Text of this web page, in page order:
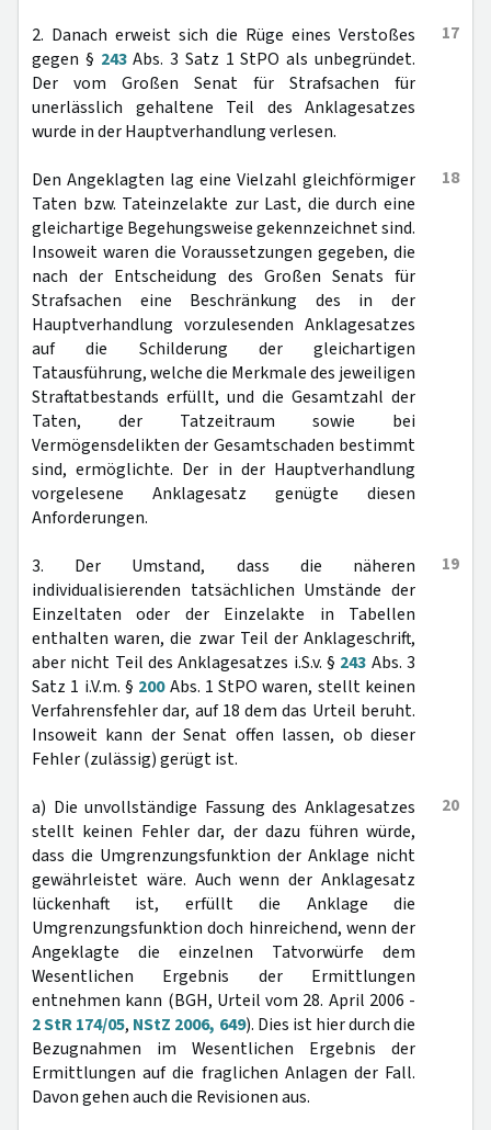
17
2. Danach erweist sich die Rüge eines Verstoßes
gegen § 243Abs. 3 Satz 1 StPO als unbegründet.
Der vom Großen Senat für Strafsachen für
unerlässlich gehaltene Teil des Anklagesatzes
wurde in der Hauptverhandlung verlesen.
18
Den Angeklagten lag eine Vielzahl gleichförmiger
Taten bzw. Tateinzelakte zur Last, die durch eine
gleichartige Begehungsweise gekennzeichnet sind.
Insoweit waren die Voraussetzungen gegeben, die
nach der Entscheidung des Großen Senats für
Strafsachen eine Beschränkung des in der
Hauptverhandlung vorzulesenden Anklagesatzes
auf die Schilderung der gleichartigen
Tatausführung, welche die Merkmale des jeweiligen
Straftatbestands erfüllt, und die Gesamtzahl der
Taten, der Tatzeitraum sowie bei
Vermögensdelikten der Gesamtschaden bestimmt
sind, ermöglichte. Der in der Hauptverhandlung
vorgelesene Anklagesatz genügte diesen
Anforderungen.
19
3. Der Umstand, dass die näheren
individualisierenden tatsächlichen Umstände der
Einzeltaten oder der Einzelakte in Tabellen
enthalten waren, die zwar Teil der Anklageschrift,
aber nicht Teil des Anklagesatzes i.S.v. § 243 Abs. 3
Satz 1 i.V.m. § 200Abs. 1 StPO waren, stellt keinen
Verfahrensfehler dar, auf 18 dem das Urteil beruht.
Insoweit kann der Senat offen lassen, ob dieser
Fehler (zulässig) gerügt ist.
20
a) Die unvollständige Fassung des Anklagesatzes
stellt keinen Fehler dar, der dazu führen würde,
dass die Umgrenzungsfunktion der Anklage nicht
gewährleistet wäre. Auch wenn der Anklagesatz
lückenhaft ist, erfüllt die Anklage die
Umgrenzungsfunktion doch hinreichend, wenn der
Angeklagte die einzelnen Tatvorwürfe dem
Wesentlichen Ergebnis der Ermittlungen
entnehmen kann (BGH, Urteil vom 28. April 2006 -
2 StR 174/05, NStZ 2006, 649). Dies ist hier durch die
Bezugnahmen im Wesentlichen Ergebnis der
Ermittlungen auf die fraglichen Anlagen der Fall.
Davon gehen auch die Revisionen aus.